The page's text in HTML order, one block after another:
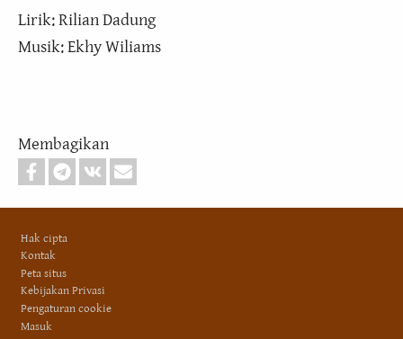
Lirik: Rilian Dadung
Musik: Ekhy Wiliams
Membagikan
Hak cipta
Kontak
Peta situs
Kebijakan Privasi
Pengaturan cookie
Masuk